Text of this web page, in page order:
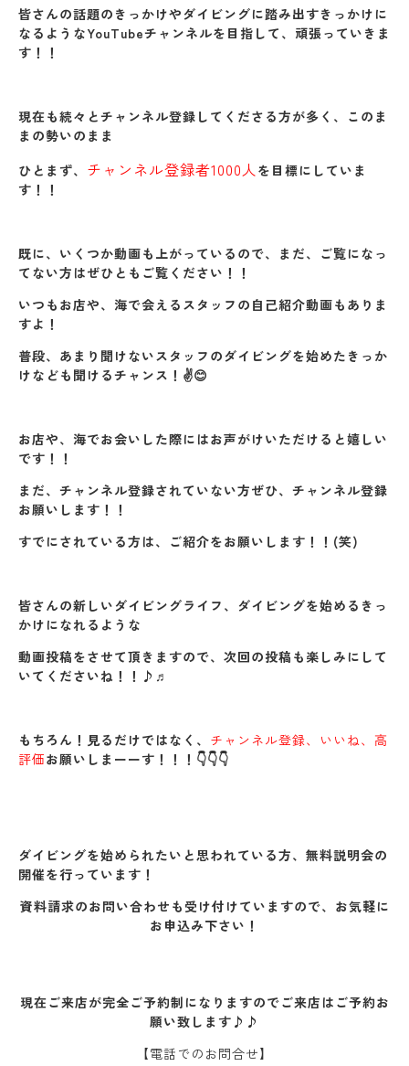
皆さんの話題のきっかけやダイビングに踏み出すきっかけに
なるようなYouTubeチャンネルを目指して、頑張っていきま
す！！
現在も続々とチャンネル登録してくださる方が多く、このま
まの勢いのまま
ひとまず、 チャンネル登録者1000人を目標にしていま
す！！
既に、いくつか動画も上がっているので、まだ、ご覧になっ
てない方はぜひともご覧ください！！
いつもお店や、海で会えるスタッフの自己紹介動画もありま
すよ！
普段、あまり聞けないスタッフのダイビングを始めたきっか
けなども聞けるチャンス！✌😊
お店や、海でお会いした際にはお声がけいただけると嬉しい
です！！
まだ、チャンネル登録されていない方ぜひ、チャンネル登録
お願いします！！
すでにされている方は、ご紹介をお願いします！！(笑)
皆さんの新しいダイビングライフ、ダイビングを始めるきっ
かけになれるような
動画投稿をさせて頂きますので、次回の投稿も楽しみにして
いてくださいね！！♪♬
もちろん！見るだけではなく、 チャンネル登録、いいね、高
評価お願いしまーーす！！！👇👇👇
ダイビングを始められたいと思われている方、無料説明会の
開催を行っています！
資料請求のお問い合わせも受け付けていますので、お気軽に
お申込み下さい！
現在ご来店が完全ご予約制になりますのでご来店はご予約お
願い致します♪♪
【電話でのお問合せ】